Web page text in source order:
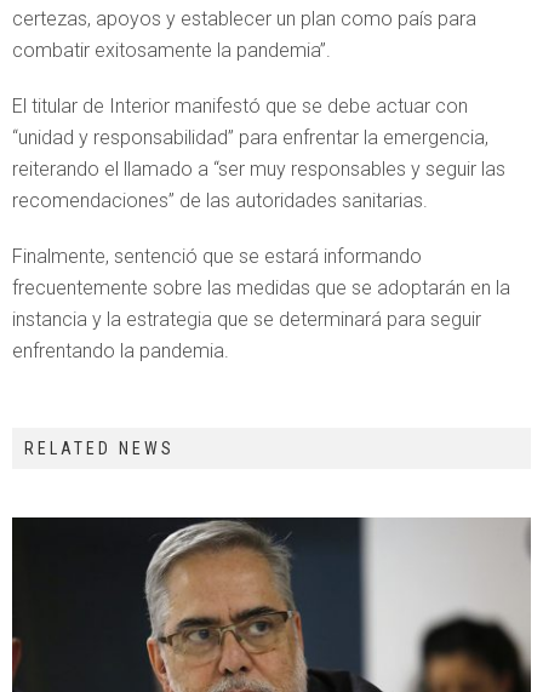
certezas, apoyos y establecer un plan como país para
combatir exitosamente la pandemia”.
El titular de Interior manifestó que se debe actuar con
“unidad y responsabilidad” para enfrentar la emergencia,
reiterando el llamado a “ser muy responsables y seguir las
recomendaciones” de las autoridades sanitarias.
Finalmente, sentenció que se estará informando
frecuentemente sobre las medidas que se adoptarán en la
instancia y la estrategia que se determinará para seguir
enfrentando la pandemia.
RELATED NEWS